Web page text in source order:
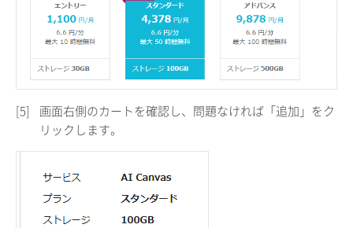
[5]
画面右側のカートを確認し、問題なければ「追加」をク
リックします。